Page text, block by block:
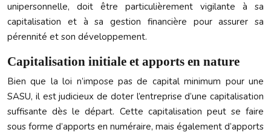
unipersonnelle, doit être particulièrement vigilante à sa
capitalisation et à sa gestion financière pour assurer sa
pérennité et son développement.
Capitalisation initiale et apports en nature
Bien que la loi n’impose pas de capital minimum pour une
SASU, il est judicieux de doter l’entreprise d’une capitalisation
suffisante dès le départ. Cette capitalisation peut se faire
sous forme d’apports en numéraire, mais également d’apports